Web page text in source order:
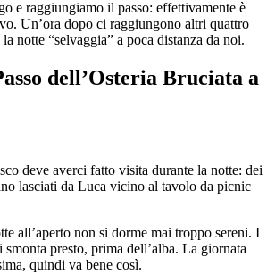
e raggiungiamo il passo: effettivamente è
Un’ora dopo ci raggiungono altri quattro
notte “selvaggia” a poca distanza da noi.
dell’Osteria Bruciata a
deve averci fatto visita durante la notte: dei
lasciati da Luca vicino al tavolo da picnic
all’aperto non si dorme mai troppo sereni. I
smonta presto, prima dell’alba. La giornata
quindi va bene così.